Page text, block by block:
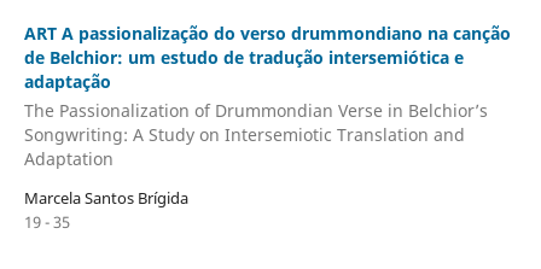
ART A passionalização do verso drummondiano na canção
de Belchior: um estudo de tradução intersemiótica e
adaptação
The Passionalization of Drummondian Verse in Belchior’s
Songwriting: A Study on Intersemiotic Translation and
Adaptation
Marcela Santos Brígida
19 - 35